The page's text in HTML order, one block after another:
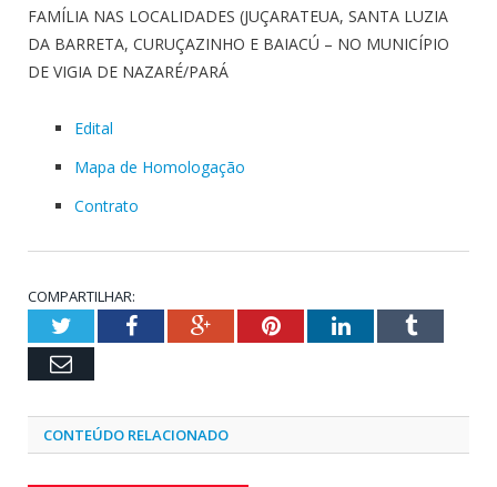
FAMÍLIA NAS LOCALIDADES (JUÇARATEUA, SANTA LUZIA
DA BARRETA, CURUÇAZINHO E BAIACÚ – NO MUNICÍPIO
DE VIGIA DE NAZARÉ/PARÁ
Edital
Mapa de Homologação
Contrato
COMPARTILHAR:
TwitterFacebookGoogle+PinterestLinkedInTumblr
Email
CONTEÚDO RELACIONADO